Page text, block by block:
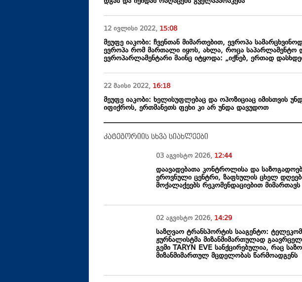
12 ივლისი 2022, 15:08
მეუფე იაკობი: ჩვენთან მიმართებით, ევროპა
ევროპა რომ მართალი იყოს, ახლა, როცა საპარლამენტო
ევროპარლამენტარი მაინც იტყოდა: „იქნებ, ერთად
22 მაისი 2022, 16:18
მეუფე იაკობი: ხელისუფლებაც და ოპოზიციაც იმისთვის
იფიქროს, ერთმანეთს ფეხი კი არ უნდა დავუდოთ
კატეგორიის სხვა სიახლეები
03 აგვისტო 2026, 12:44
დაავადებათა კონტროლისა და
ეროვნული ცენტრი, ზაფხულის ცხელ
მოქალაქეებს რეკომენდაციებით მიმართავს
02 აგვისტო 2026, 14:29
საზღვაო ტრანსპორტის სააგენტო:
ჟურნალისტმა მიზანმიმართულად
გემი TARYN EVE სანქცირებულია, რაც
მიზანმიმართულ მცდელობას წარმოადგენს